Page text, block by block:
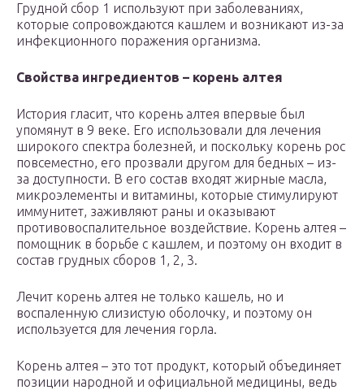
Грудной сбор 1 используют при заболеваниях,
которые сопровождаются кашлем и возникают из-за
инфекционного поражения организма.
Свойства ингредиентов – корень алтея
История гласит, что корень алтея впервые был
упомянут в 9 веке. Его использовали для лечения
широкого спектра болезней, и поскольку корень рос
повсеместно, его прозвали другом для бедных – из-
за доступности. В его состав входят жирные масла,
микроэлементы и витамины, которые стимулируют
иммунитет, заживляют раны и оказывают
противовоспалительное воздействие. Корень алтея –
помощник в борьбе с кашлем, и поэтому он входит в
состав грудных сборов 1, 2, 3.
Лечит корень алтея не только кашель, но и
воспаленную слизистую оболочку, и поэтому он
используется для лечения горла.
Корень алтея – это тот продукт, который объединяет
позиции народной и официальной медицины, ведь